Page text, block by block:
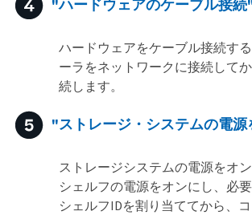
"ハードウェアのケーブル接続
ハードウェアをケーブル接続す
ーラをネットワークに接続して
続します。
"ストレージ・システムの電
ストレージシステムの電源をオ
シェルフの電源をオンにし、必
シェルフIDを割り当ててから、